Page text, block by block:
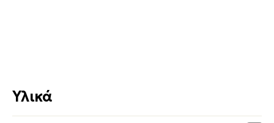
Υλικά